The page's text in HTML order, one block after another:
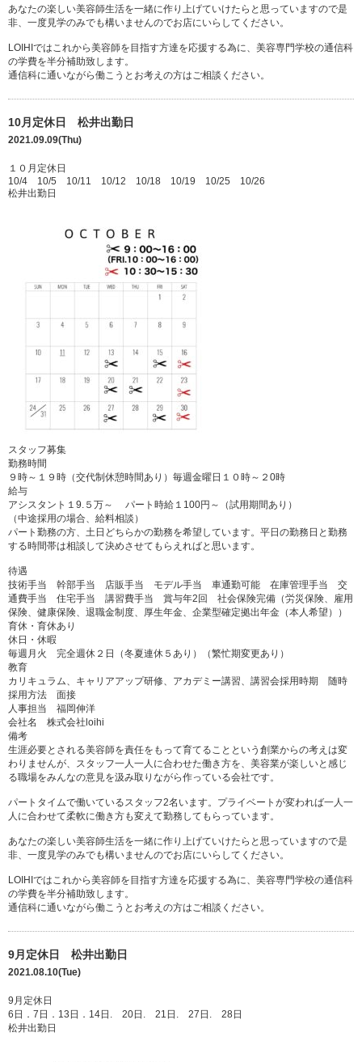
あなたの楽しい美容師生活を一緒に作り上げていけたらと思っていますので是
非、一度見学のみでも構いませんのでお店にいらしてください。
LOIHIではこれから美容師を目指す方達を応援する為に、美容専門学校の通信科
の学費を半分補助致します。
通信科に通いながら働こうとお考えの方はご相談ください。
10月定休日 松井出勤日
2021.09.09(Thu)
１０月定休日
10/4 10/5 10/11 10/12 10/18 10/19 10/25 10/26
松井出勤日
スタッフ募集
勤務時間
９時～１９時（交代制休憩時間あり）毎週金曜日１０時～２0時
給与
アシスタント１9.５万～ パート時給１100円～（試用期間あり）
（中途採用の場合、給料相談）
パート勤務の方、土日どちらかの勤務を希望しています。平日の勤務日と勤務
する時間帯は相談して決めさせてもらえればと思います。
待遇
技術手当 幹部手当 店販手当 モデル手当 車通勤可能 在庫管理手当 交
通費手当 住宅手当 講習費手当 賞与年2回 社会保険完備（労災保険、雇用
保険、健康保険、退職金制度、厚生年金、企業型確定拠出年金（本人希望））
育休・育休あり
休日・休暇
毎週月火 完全週休２日（冬夏連休５あり）（繁忙期変更あり）
教育
カリキュラム、キャリアアップ研修、アカデミー講習、講習会採用時期 随時
採用方法 面接
人事担当 福岡伸洋
会社名 株式会社loihi
備考
生涯必要とされる美容師を責任をもって育てることという創業からの考えは変
わりませんが、スタッフ一人一人に合わせた働き方を、美容業が楽しいと感じ
る職場をみんなの意見を汲み取りながら作っている会社です。
パートタイムで働いているスタッフ2名います。プライベートが変われば一人一
人に合わせて柔軟に働き方も変えて勤務してもらっています。
あなたの楽しい美容師生活を一緒に作り上げていけたらと思っていますので是
非、一度見学のみでも構いませんのでお店にいらしてください。
LOIHIではこれから美容師を目指す方達を応援する為に、美容専門学校の通信科
の学費を半分補助致します。
通信科に通いながら働こうとお考えの方はご相談ください。
9月定休日 松井出勤日
2021.08.10(Tue)
9月定休日
6日．7日．13日．14日. 20日. 21日. 27日. 28日
松井出勤日